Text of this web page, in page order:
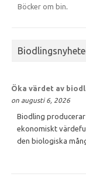
Böcker om bin.
Öka värdet av
on augusti 6, 2026
Biodling
ekonomiskt
den biologiska